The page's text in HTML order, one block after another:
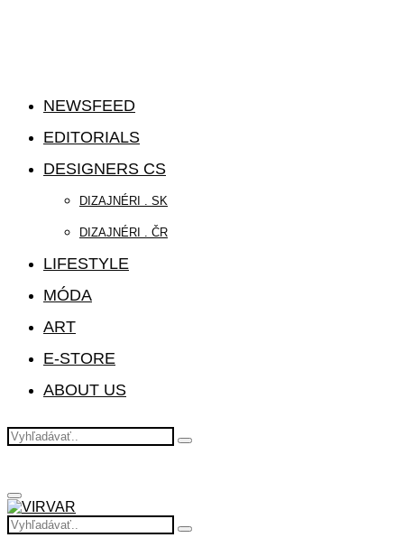
NEWSFEED
EDITORIALS
DESIGNERS CS
DIZAJNÉRI . SK
DIZAJNÉRI . ČR
LIFESTYLE
MÓDA
ART
E-STORE
ABOUT US
Search
Search
Primary
Menu
Search
for:
Search